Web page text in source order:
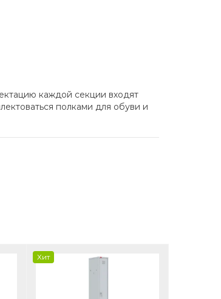
каждой секции входят
полками для обуви и
Хит